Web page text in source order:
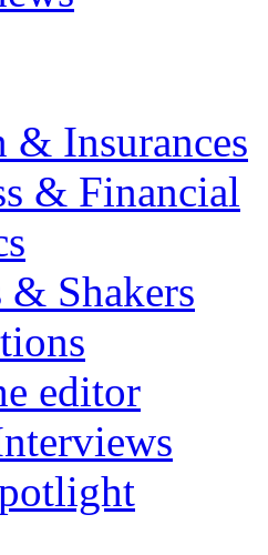
& Insurances
& Financial
Shakers
editor